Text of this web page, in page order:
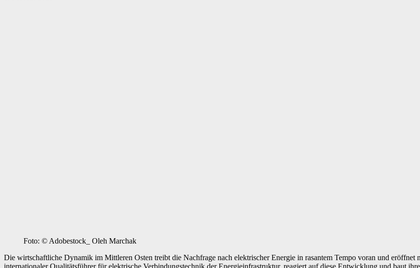
Foto: © Adobestock_ Oleh Marchak
Die wirtschaftliche Dynamik im Mittleren Osten treibt die Nachfrage nach elektrischer Energie in rasantem Tempo voran und eröffnet
internationaler Qualitätsführer für elektrische Verbindungstechnik der Energieinfrastruktur, reagiert auf diese Entwicklung und baut